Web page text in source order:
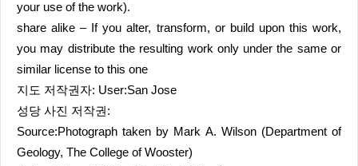
your use of the work).
share alike – If you alter, transform, or build upon this work,
you may distribute the resulting work only under the same or
similar license to this one
지도 저작권자: User:San Jose
성당 사진 저작권:
Source:Photograph taken by Mark A. Wilson (Department of
Geology, The College of Wooster)